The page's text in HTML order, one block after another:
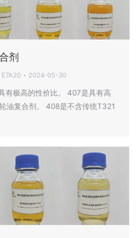
剂
E7A20 2024-05-30
有极高的性价比。 407是具有高
油复合剂。 408是不含传统T321